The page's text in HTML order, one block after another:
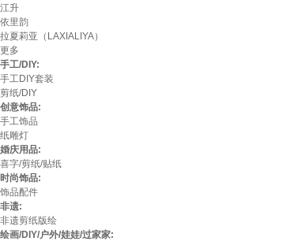
江升
依里韵
拉夏莉亚（LAXIALIYA）
更多
手工/DIY:
手工DIY套装
剪纸/DIY
创意饰品:
手工饰品
纸雕灯
婚庆用品:
喜字/剪纸/贴纸
时尚饰品:
饰品配件
非遗:
非遗剪纸版绘
绘画/DIY/户外/娃娃/过家家: